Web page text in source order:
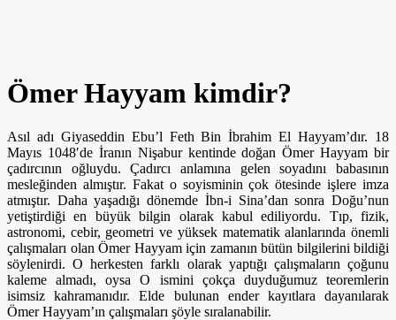
Ömer Hayyam kimdir?
Asıl adı Giyaseddin Ebu’l Feth Bin İbrahim El Hayyam’dır. 18
Mayıs 1048′de İranın Nişabur kentinde doğan Ömer Hayyam bir
çadırcının oğluydu. Çadırcı anlamına gelen soyadını babasının
mesleğinden almıştır. Fakat o soyisminin çok ötesinde işlere imza
atmıştır. Daha yaşadığı dönemde İbn-i Sina’dan sonra Doğu’nun
yetiştirdiği en büyük bilgin olarak kabul ediliyordu. Tıp, fizik,
astronomi, cebir, geometri ve yüksek matematik alanlarında önemli
çalışmaları olan Ömer Hayyam için zamanın bütün bilgilerini bildiği
söylenirdi. O herkesten farklı olarak yaptığı çalışmaların çoğunu
kaleme almadı, oysa O ismini çokça duyduğumuz teoremlerin
isimsiz kahramanıdır. Elde bulunan ender kayıtlara dayanılarak
Ömer Hayyam’ın çalışmaları şöyle sıralanabilir.